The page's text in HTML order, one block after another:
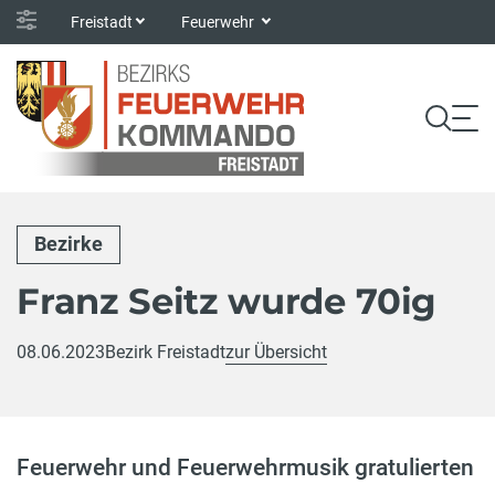
Freistadt Feuerwehr
Bezirke
Franz Seitz wurde 70ig
08.06.2023Bezirk Freistadtzur Übersicht
Feuerwehr und Feuerwehrmusik gratulierten